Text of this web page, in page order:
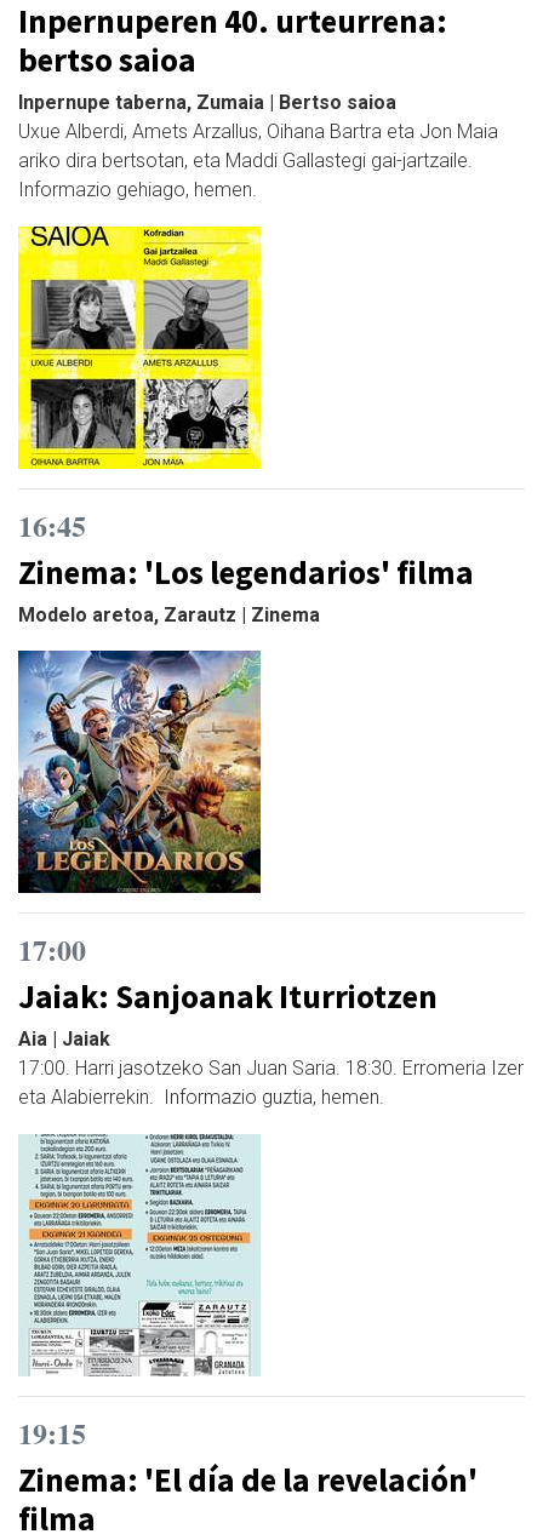
Inpernuperen 40. urteurrena:
bertso saioa
Inpernupe taberna, Zumaia | Bertso saioa
Uxue Alberdi, Amets Arzallus, Oihana Bartra eta Jon Maia
ariko dira bertsotan, eta Maddi Gallastegi gai-jartzaile.
Informazio gehiago, hemen.
16:45
Zinema: 'Los legendarios' filma
Modelo aretoa, Zarautz | Zinema
17:00
Jaiak: Sanjoanak Iturriotzen
Aia | Jaiak
17:00. Harri jasotzeko San Juan Saria. 18:30. Erromeria Izer
eta Alabierrekin. Informazio guztia, hemen.
19:15
Zinema: 'El día de la revelación'
filma